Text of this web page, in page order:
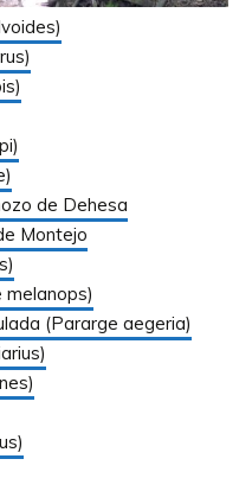
de Dehesa
Montejo
melanops)
(Pararge aegeria)